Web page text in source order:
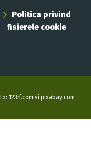
Politica privind
fisierele cookie
123rf.com si pixabay.com